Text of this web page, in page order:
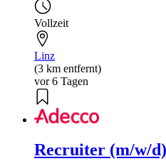
Vollzeit
Linz
(3 km entfernt)
vor 6 Tagen
Recruiter (m/w/d)